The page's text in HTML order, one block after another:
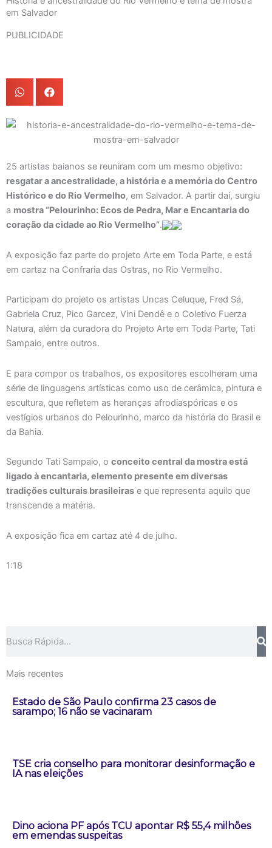
em Salvador
PUBLICIDADE
25 artistas baianos se reuniram com um mesmo objetivo:
resgatar a ancestralidade, a história e a memória do Centro
Histórico e do Rio Vermelho, em Salvador. A partir daí, surgiu
a mostra “Pelourinho: Ecos de Pedra, Mar e Encantaria do
coração da cidade ao Rio Vermelho”.
A exposição faz parte do projeto Arte em Toda Parte, e está
em cartaz na Confraria das Ostras, no Rio Vermelho.
Participam do projeto os artistas Uncas Celuque, Fred Sá,
Gabriela Cruz, Pico Garcez, Vini Dendê e o Coletivo Fuerza
Natura, além da curadora do Projeto Arte em Toda Parte, Tati
Sampaio, entre outros.
E para compor os trabalhos, os expositores escolheram uma
série de linguagens artísticas como uso de cerâmica, pintura e
escultura, que refletem as heranças afrodiaspóricas e os
vestígios urbanos do Pelourinho, marco da história do Brasil e
da Bahia.
Segundo Tati Sampaio, o conceito central da mostra está
ligado à encantaria, elemento presente em diversas
tradições culturais brasileiras e que representa aquilo que
transcende a matéria.
A exposição fica em cartaz até 4 de julho.
1:18
Mais recentes
Estado de São Paulo confirma 23 casos de
sarampo; 16 não se vacinaram
TSE cria conselho para monitorar desinformação e
IA nas eleições
Dino aciona PF após TCU apontar R$ 55,4 milhões
em emendas suspeitas